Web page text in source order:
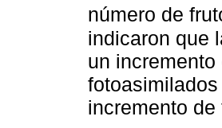
número de
indicaron que
un
incremento